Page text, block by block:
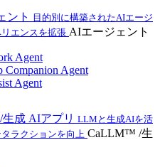
ント
目的別に構築されたAIエージ
エンスを拡張 AIエージェント
Agent
Companion Agent
Agent
成 AIアプリ LLMと生成AIを活
ラクションを向上 CaLLM™ /生